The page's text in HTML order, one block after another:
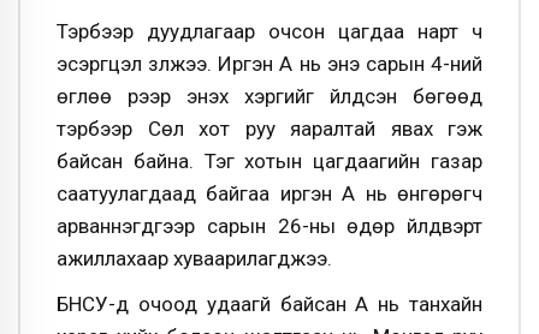
Тэрбээр дуудлагаар очсон цагдаа нарт ч
эсэргүүцэл үзүүлжээ. Иргэн А нь энэ сарын 4-ний
өглөө үүрээр энэхүү хэргийг үйлдсэн бөгөөд
тэрбээр Сөүл хот руу яаралтай явах гэж
байсан байна. Тэгү хотын цагдаагийн газар
саатуулагдаад байгаа иргэн А нь өнгөрөгч
арваннэгдүгээр сарын 26-ны өдөр үйлдвэрт
ажиллахаар хуваарилагджээ.
БНСУ-д очоод удаагүй байсан А нь танхайн